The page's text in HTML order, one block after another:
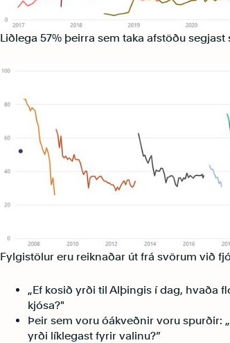
Liðlega 57% þeirra sem taka afstöðu
Fylgistölur eru reiknaðar út frá svörum við
„Ef kosið yrði til Alþingis í dag, hvaða
kjósa?"
Þeir sem voru óákveðnir voru spurðir:
yrði líklegast fyrir valinu?”